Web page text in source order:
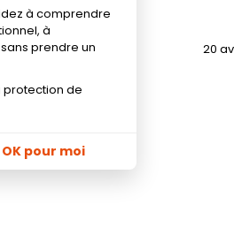
à comprendre
à
prendre un
protection de
OK pour moi
20